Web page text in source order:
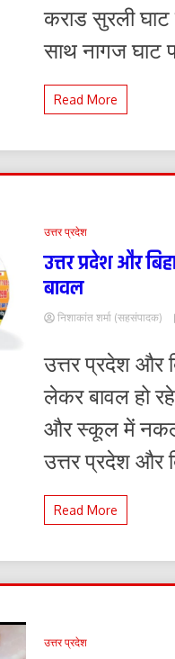
कराड सुरली
साथ नागज घाट
Read More
उत्तर प्रदेश
उत्तर प्रदेश और
बावल
निशाकांत शर्मा (सहसंपादक)
उत्तर प्रदेश और
लेकर बावल हो
और स्कूल में
उत्तर प्रदेश और
Read More
उत्तर प्रदेश